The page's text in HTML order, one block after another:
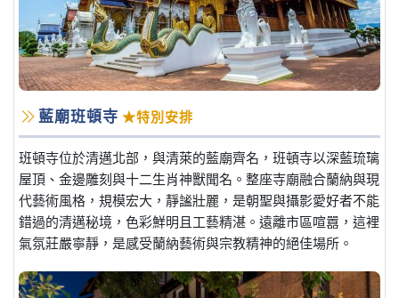
藍廟班頓寺 ★特別安排
班頓寺位於清邁北部，與清萊的藍廟齊名，班頓寺以深藍琉璃
屋頂、金邊雕刻與十二生肖神獸聞名。整座寺廟融合蘭納與現
代藝術風格，規模宏大，靜謐壯麗，是朝聖與攝影愛好者不能
錯過的清邁秘境，色彩鮮明且工藝精湛。遠離市區喧囂，這裡
氣氛莊嚴寧靜，是感受蘭納藝術與宗教精神的絕佳場所。